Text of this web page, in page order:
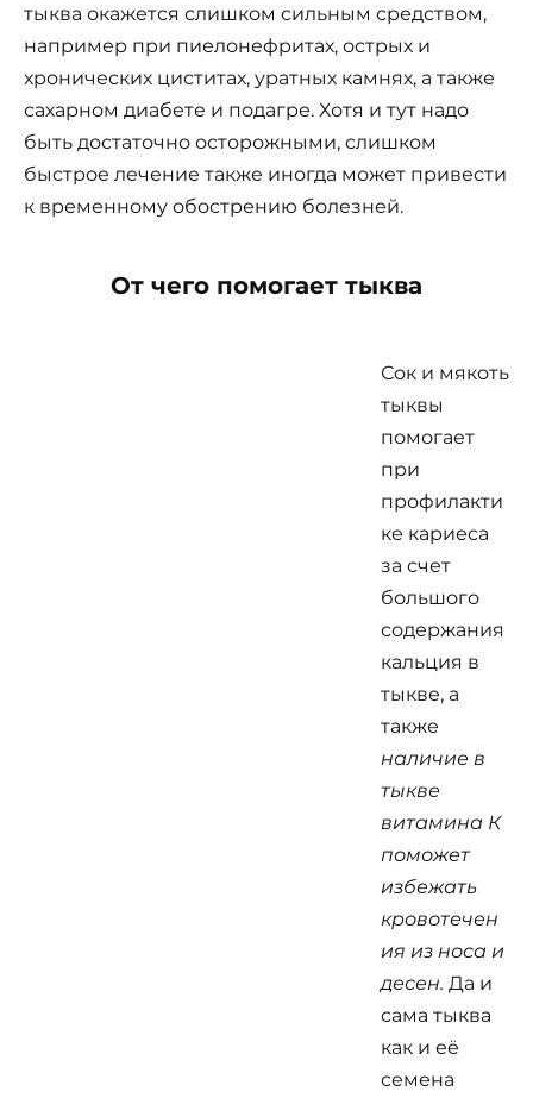
тыква окажется слишком сильным средством,
например при пиелонефритах, острых и
хронических циститах, уратных камнях, а также
сахарном диабете и подагре. Хотя и тут надо
быть достаточно осторожными, слишком
быстрое лечение также иногда может привести
к временному обострению болезней.
От чего помогает тыква
Сок и мякоть
тыквы
помогает
при
профилакти
ке кариеса
за счет
большого
содержания
кальция в
тыкве, а
также
наличие в
тыкве
витамина К
поможет
избежать
кровотечен
ия из носа и
десен. Да и
сама тыква
как и её
семена